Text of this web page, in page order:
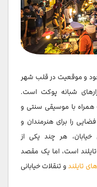
خود و موقعیت در قلب شهر
شبانه پوکت است.
همراه با موسیقی سنتی و
را برای هنرمندان و
خیابان، هر چند یکی از
تایلند است، اما یک مقصد
تایلند و تنقلات خیابانی